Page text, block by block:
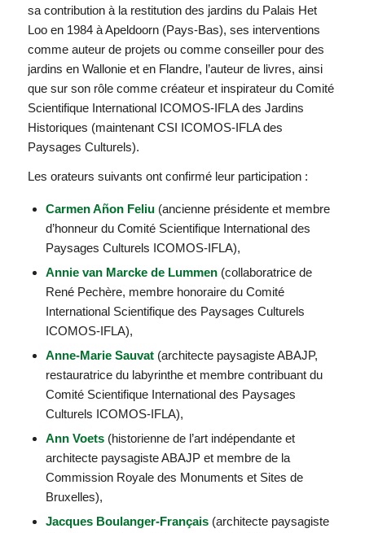
sa contribution à la restitution des jardins du Palais Het
Loo en 1984 à Apeldoorn (Pays-Bas), ses interventions
comme auteur de projets ou comme conseiller pour des
jardins en Wallonie et en Flandre, l’auteur de livres, ainsi
que sur son rôle comme créateur et inspirateur du Comité
Scientifique International ICOMOS-IFLA des Jardins
Historiques (maintenant CSI ICOMOS-IFLA des
Paysages Culturels).
Les orateurs suivants ont confirmé leur participation :
Carmen Añon Feliu (ancienne présidente et membre
d’honneur du Comité Scientifique International des
Paysages Culturels ICOMOS-IFLA),
Annie van Marcke de Lummen (collaboratrice de
René Pechère, membre honoraire du Comité
International Scientifique des Paysages Culturels
ICOMOS-IFLA),
Anne-Marie Sauvat (architecte paysagiste ABAJP,
restauratrice du labyrinthe et membre contribuant du
Comité Scientifique International des Paysages
Culturels ICOMOS-IFLA),
Ann Voets (historienne de l’art indépendante et
architecte paysagiste ABAJP et membre de la
Commission Royale des Monuments et Sites de
Bruxelles),
Jacques Boulanger-Français (architecte paysagiste